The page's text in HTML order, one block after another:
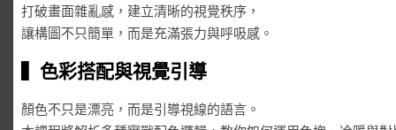
打破畫面雜亂感，建立清晰的視覺秩序，
讓構圖不只簡單，而是充滿張力與呼吸感。
▍色彩搭配與視覺引導
顏色不只是漂亮，而是引導視線的語言。